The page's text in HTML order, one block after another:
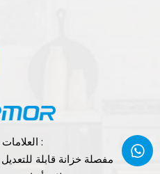
العلامات الساخنة :
مفصلة خزانة قابلة للتعديل